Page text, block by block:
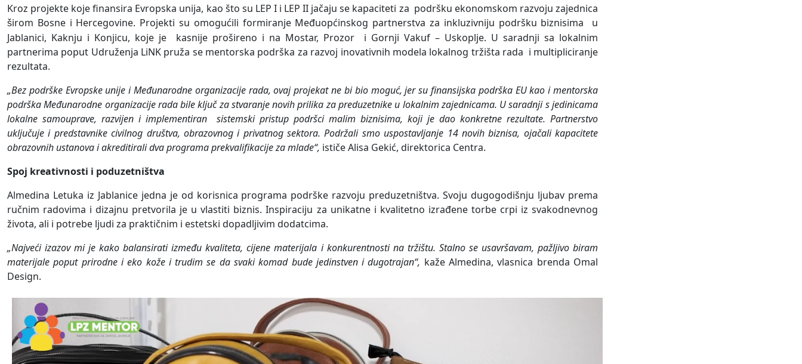
Kroz projekte koje finansira Evropska unija, kao što su LEP I i LEP II jačaju se kapaciteti za podršku ekonomskom razvoju zajednica
širom Bosne i Hercegovine. Projekti su omogućili formiranje Međuopćinskog partnerstva za inkluzivniju podršku biznisima
u
Jablanici, Kaknju i Konjicu, koje je
kasnije prošireno i na Mostar, Prozor
i Gornji Vakuf – Uskoplje. U saradnji sa lokalnim
partnerima poput Udruženja LiNK pruža se mentorska podrška za razvoj inovativnih modela lokalnog tržišta rada i multipliciranje
rezultata.
„Bez podrške Evropske unije i Međunarodne organizacije rada, ovaj projekat ne bi bio moguć, jer su finansijska podrška EU kao i mentorska
podrška Međunarodne organizacije rada bile ključ za stvaranje novih prilika za preduzetnike u lokalnim zajednicama. U saradnji s jedinicama
lokalne samouprave, razvijen i implementiran
sistemski pristup podršci malim biznisima, koji je dao konkretne rezultate. Partnerstvo
uključuje i predstavnike civilnog društva, obrazovnog i privatnog sektora. Podržali smo uspostavljanje 14 novih biznisa, ojačali kapacitete
obrazovnih ustanova i akreditirali dva programa prekvalifikacije za mlade“, ističe Alisa Gekić, direktorica Centra.
Spoj kreativnosti i poduzetništva
Almedina Letuka iz Jablanice jedna je od korisnica programa podrške razvoju preduzetništva. Svoju dugogodišnju ljubav prema
ručnim radovima i dizajnu pretvorila je u vlastiti biznis. Inspiraciju za unikatne i kvalitetno izrađene torbe crpi iz svakodnevnog
života, ali i potrebe ljudi za praktičnim i estetski dopadljivim dodatcima.
„Najveći izazov mi je kako balansirati između kvaliteta, cijene materijala i konkurentnosti na tržištu. Stalno se usavršavam, pažljivo biram
materijale poput prirodne i eko kože i trudim se da svaki komad bude jedinstven i dugotrajan“, kaže Almedina, vlasnica brenda Omal
Design.